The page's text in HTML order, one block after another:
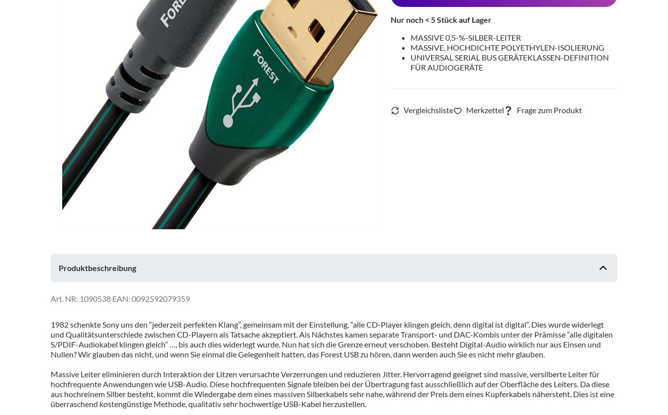
Nur noch < 5 Stück auf Lager
MASSIVE 0,5-%-SILBER-LEITER
MASSIVE, HOCHDICHTE POLYETHYLEN-ISOLIERUNG
UNIVERSAL SERIAL BUS GERÄTEKLASSEN-DEFINITION
FÜR AUDIOGERÄTE
Produktbeschreibung
1090538 EAN: 0092592079359
1982 schenkte Sony uns den “jederzeit perfekten Klang”, gemeinsam mit der Einstellung, “alle CD-Player klingen gleich, denn digital ist digital”. Dies wurde widerlegt
und Qualitätsunterschiede zwischen CD-Playern als Tatsache akzeptiert. Als Nächstes kamen separate Transport- und DAC-Kombis unter der Prämisse “alle digitalen
S/PDIF-Audiokabel klingen gleich” …, bis auch dies widerlegt wurde. Nun hat sich die Grenze erneut verschoben. Besteht Digital-Audio wirklich nur aus Einsen und
Nullen? Wir glauben das nicht, und wenn Sie einmal die Gelegenheit hatten, das Forest USB zu hören, dann werden auch Sie es nicht mehr glauben.
Massive Leiter eliminieren durch Interaktion der Litzen verursachte Verzerrungen und reduzieren Jitter. Hervorragend geeignet sind massive, versilberte Leiter für
hochfrequente Anwendungen wie USB-Audio. Diese hochfrequenten Signale bleiben bei der Übertragung fast ausschließlich auf der Oberfläche des Leiters. Da diese
aus hochreinem Silber besteht, kommt die Wiedergabe dem eines massiven Silberkabels sehr nahe, während der Preis dem eines Kupferkabels nähersteht. Dies ist eine
überraschend kostengünstige Methode, qualitativ sehr hochwertige USB-Kabel herzustellen.